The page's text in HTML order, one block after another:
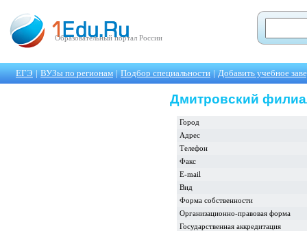
Образовательный портал России
ЕГЭ | ВУЗы по регионам | Подбор специальности | Добавить учебное
Дмитровский
Город
Адрес
Телефон
Факс
E-mail
Вид
Форма собственности
Организационно-правовая форма
Государственная аккредитация